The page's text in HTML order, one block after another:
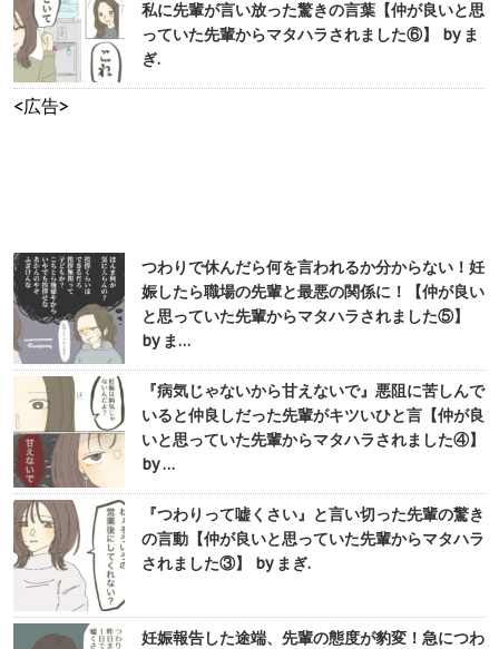
私に先輩が言い放った驚きの言葉【仲が良いと思
っていた先輩からマタハラされました⑥】 by ま
ぎ.
<広告>
つわりで休んだら何を言われるか分からない！妊
娠したら職場の先輩と最悪の関係に！【仲が良い
と思っていた先輩からマタハラされました⑤】
by ま…
『病気じゃないから甘えないで』悪阻に苦しんで
いると仲良しだった先輩がキツいひと言【仲が良
いと思っていた先輩からマタハラされました④】
by …
『つわりって嘘くさい』と言い切った先輩の驚き
の言動【仲が良いと思っていた先輩からマタハラ
されました③】 by まぎ.
妊娠報告した途端、先輩の態度が豹変！急につわ